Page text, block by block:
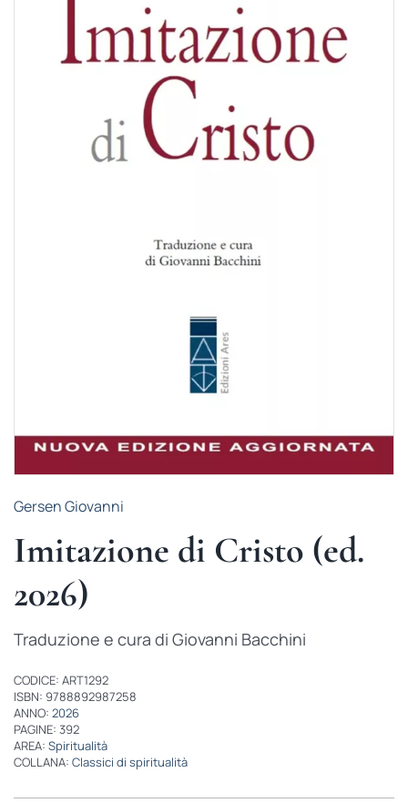
BIOGRAFIE
ATTUALITÀ
Gersen Giovanni
Imitazione di Cristo (ed.
2026)
Traduzione e cura di Giovanni Bacchini
CODICE: ART1292
ISBN: 9788892987258
ANNO: 2026
PAGINE: 392
AREA: Spiritualità
COLLANA: Classici di spiritualità